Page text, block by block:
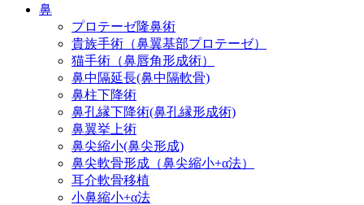
鼻
プロテーゼ隆鼻術
貴族手術（鼻翼基部プロテーゼ）
猫手術（鼻唇角形成術）
鼻中隔延長(鼻中隔軟骨)
鼻柱下降術
鼻孔縁下降術(鼻孔縁形成術)
鼻翼挙上術
鼻尖縮小(鼻尖形成)
鼻尖軟骨形成（鼻尖縮小+α法）
耳介軟骨移植
小鼻縮小+α法